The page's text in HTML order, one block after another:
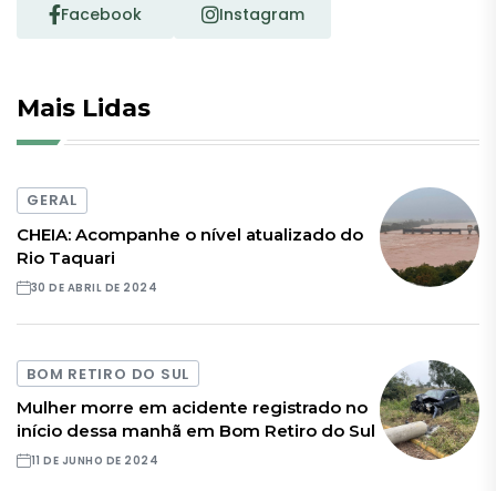
Facebook Instagram
Mais Lidas
GERAL
CHEIA: Acompanhe o nível atualizado do
Rio Taquari
30 DE ABRIL DE 2024
BOM RETIRO DO SUL
Mulher morre em acidente registrado no
início dessa manhã em Bom Retiro do Sul
11 DE JUNHO DE 2024